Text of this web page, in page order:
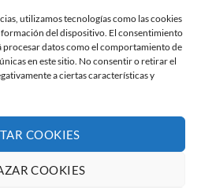
utilizamos tecnologías como las cookies
del dispositivo. El consentimiento
procesar datos como el comportamiento de
en este sitio. No consentir o retirar el
a ciertas características y
COOKIES
COOKIES
Stripe MasterCard